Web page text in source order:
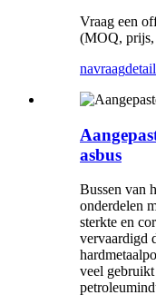
Vraag een
(MOQ, prijs,
navraagdetail
asbus
Bussen van
onderdelen
sterkte en
vervaardigd
veel